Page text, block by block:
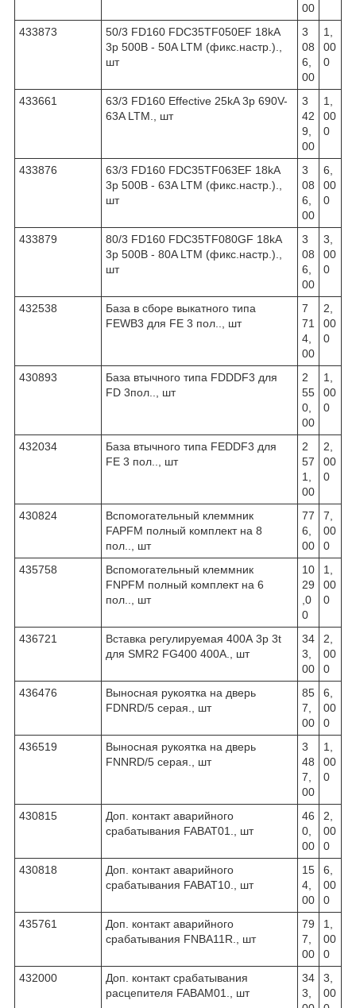
00
433873
50/3 FD160 FDC35TF050EF 18kA
3p 500В - 50A LTM (фикс.настр.).,
шт
3
08
6,
00
1,
00
0
433661
63/3 FD160 Effective 25kA 3p 690V-
63A LTM., шт
3
42
9,
00
1,
00
0
433876
63/3 FD160 FDC35TF063EF 18kA
3p 500В - 63A LTM (фикс.настр.).,
шт
3
08
6,
00
6,
00
0
433879
80/3 FD160 FDC35TF080GF 18kA
3p 500В - 80A LTM (фикс.настр.).,
шт
3
08
6,
00
3,
00
0
432538
База в сборе выкатного типа
FEWB3 для FE 3 пол.., шт
7
71
4,
00
2,
00
0
430893
База втычного типа FDDDF3 для
FD 3пол.., шт
2
55
0,
00
1,
00
0
432034
База втычного типа FEDDF3 для
FE 3 пол.., шт
2
57
1,
00
2,
00
0
430824
Вспомогательный клеммник
FAPFM полный комплект на 8
пол.., шт
77
6,
00
7,
00
0
435758
Вспомогательный клеммник
FNPFM полный комплект на 6
пол.., шт
10
29
,0
0
1,
00
0
436721 Вставка регулируемая 400А 3p 3t
для SMR2 FG400 400A., шт
34
3,
00
2,
00
0
436476
Выносная рукоятка на дверь
FDNRD/5 серая., шт
85
7,
00
6,
00
0
436519
Выносная рукоятка на дверь
FNNRD/5 серая., шт
3
48
7,
00
1,
00
0
430815
Доп. контакт аварийного
срабатывания FABAT01., шт
46
0,
00
2,
00
0
430818
Доп. контакт аварийного
срабатывания FABAT10., шт
15
4,
00
6,
00
0
435761
Доп. контакт аварийного
срабатывания FNBA11R., шт
79
7,
00
1,
00
0
432000
Доп. контакт срабатывания
расцепителя FABAM01., шт
34
3,
3,
00